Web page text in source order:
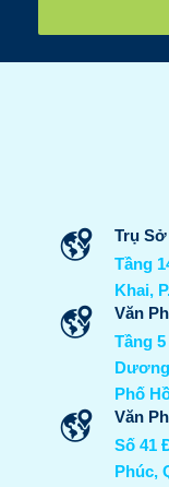
Trụ
Tầng
Khai,
Văn
Tầng
Phố
Văn
Số 41
Phúc,